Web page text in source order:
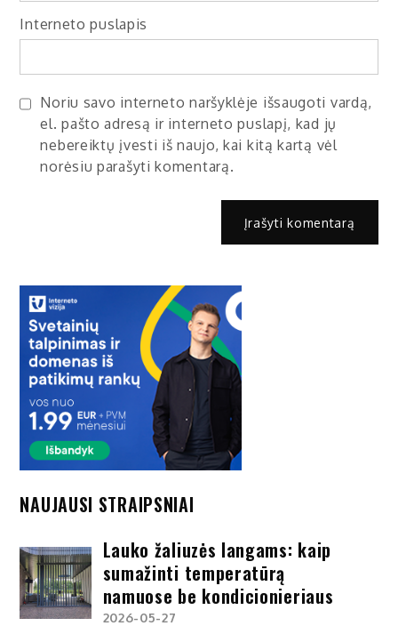
Interneto puslapis
Noriu savo interneto naršyklėje išsaugoti vardą,
el. pašto adresą ir interneto puslapį, kad jų
nebereiktų įvesti iš naujo, kai kitą kartą vėl
norėsiu parašyti komentarą.
NAUJAUSI STRAIPSNIAI
Lauko žaliuzės langams: kaip
sumažinti temperatūrą
namuose be kondicionieriaus
2026-05-27